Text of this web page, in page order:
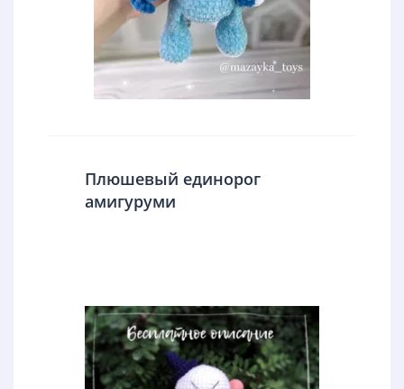
Плюшевый единорог
амигуруми